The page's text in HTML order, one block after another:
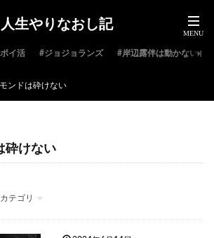
人生やりなおし記
イ活 #ジョジョランズ #岸辺露伴は動かない
ンドは砕けない
砕けない
テゴリ
ジョ特集
ジョのキャラクター紹介
ジョランキング
ジョアニメ
ジョランズ
露伴は動かない
ジョ小説